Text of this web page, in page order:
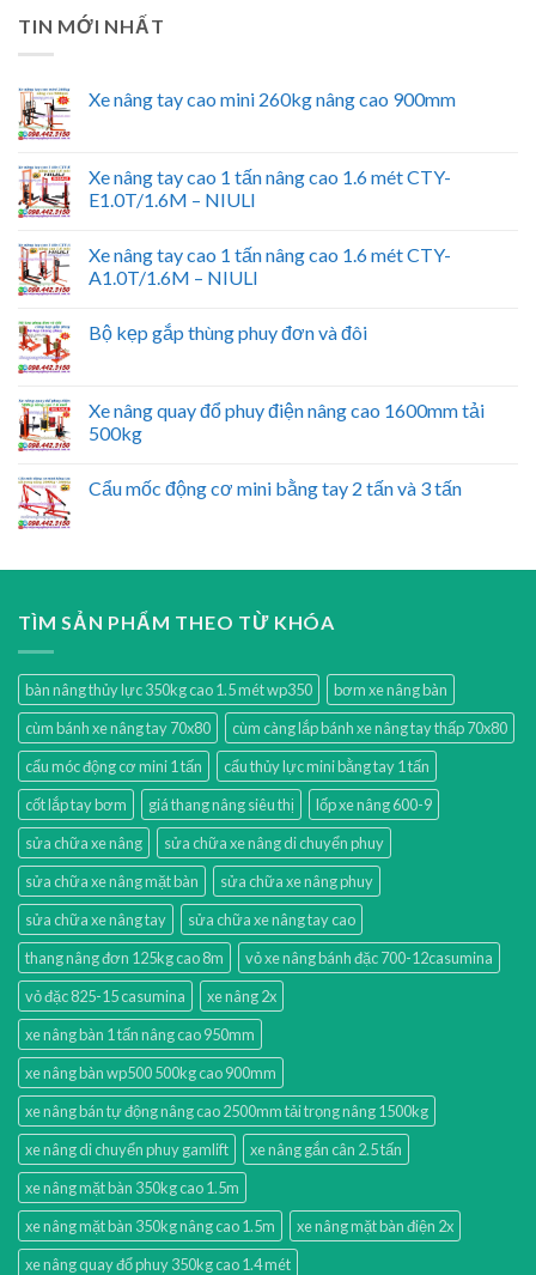
TIN MỚI NHẤT
Xe nâng tay cao mini 260kg nâng cao 900mm
Xe nâng tay cao 1 tấn nâng cao 1.6 mét CTY-
E1.0T/1.6M – NIULI
Xe nâng tay cao 1 tấn nâng cao 1.6 mét CTY-
A1.0T/1.6M – NIULI
Bộ kẹp gắp thùng phuy đơn và đôi
Xe nâng quay đổ phuy điện nâng cao 1600mm tải
500kg
Cẩu mốc động cơ mini bằng tay 2 tấn và 3 tấn
TÌM SẢN PHẨM THEO TỪ KHÓA
bàn nâng thủy lực 350kg cao 1.5 mét wp350
bơm xe nâng bàn
cùm bánh xe nâng tay 70x80
cùm càng lắp bánh xe nâng tay thấp 70x80
cẩu móc động cơ mini 1 tấn
cẩu thủy lực mini bằng tay 1 tấn
cốt lắp tay bơm
giá thang nâng siêu thị
lốp xe nâng 600-9
sửa chữa xe nâng
sửa chữa xe nâng di chuyển phuy
sửa chữa xe nâng mặt bàn
sửa chữa xe nâng phuy
sửa chữa xe nâng tay
sửa chữa xe nâng tay cao
thang nâng đơn 125kg cao 8m
vỏ xe nâng bánh đặc 700-12casumina
vỏ đặc 825-15 casumina
xe nâng 2x
xe nâng bàn 1 tấn nâng cao 950mm
xe nâng bàn wp500 500kg cao 900mm
xe nâng bán tự động nâng cao 2500mm tải trọng nâng 1500kg
xe nâng di chuyển phuy gamlift
xe nâng gắn cân 2.5 tấn
xe nâng mặt bàn 350kg cao 1.5m
xe nâng mặt bàn 350kg nâng cao 1.5m
xe nâng mặt bàn điện 2x
xe nâng quay đổ phuy 350kg cao 1.4 mét